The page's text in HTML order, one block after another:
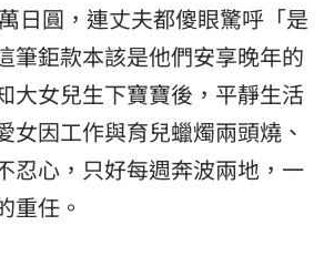
日圓，連丈夫都傻眼驚呼「是
筆鉅款本該是他們安享晚年的
大女兒生下寶寶後，平靜生活
女因工作與育兒蠟燭兩頭燒、
忍心，只好每週奔波兩地，一
重任。